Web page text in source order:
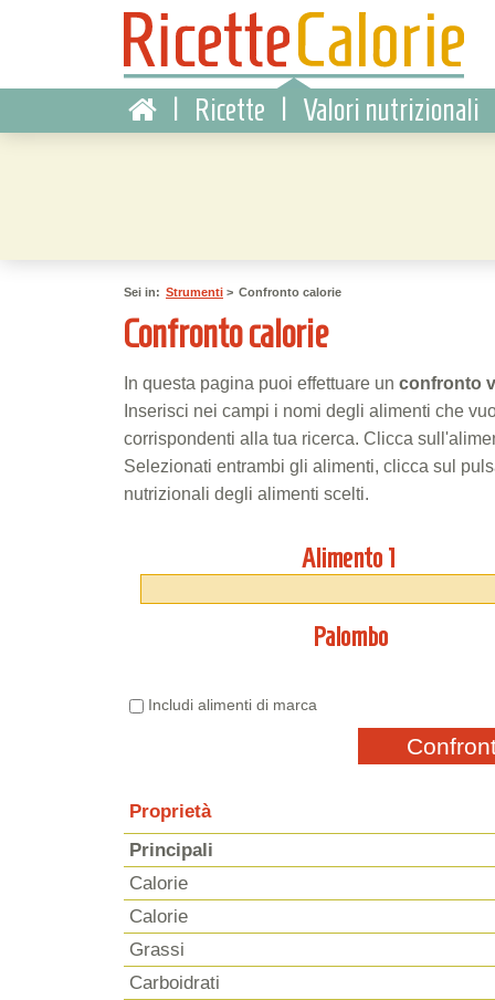
Ricette Valori nutrizionali
Sei in: Strumenti > Confronto calorie
Confronto calorie
In questa pagina puoi effettuare un confronto
Inserisci nei campi i nomi degli alimenti che
corrispondenti alla tua ricerca. Clicca
Selezionati entrambi gli alimenti, clicca sul
nutrizionali degli alimenti scelti.
Alimento 1
Palombo
Includi alimenti di marca
Proprietà
Principali
Calorie
Calorie
Grassi
Carboidrati